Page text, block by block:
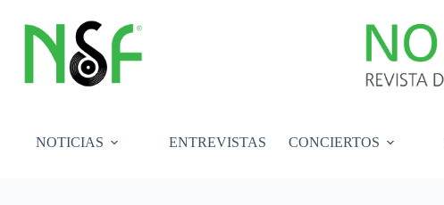
contenido
NOTICIAS ENTREVISTAS CONCIERTOS